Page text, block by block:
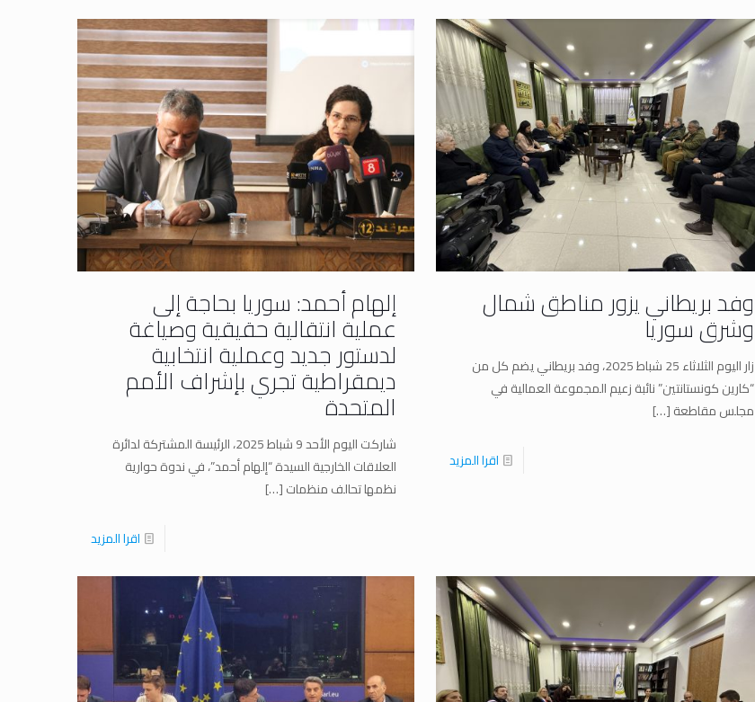
وفد بريطاني يزور مناطق شمال
وشرق سوريا
زار اليوم الثلاثاء 25 شباط 2025، وفد بريطاني يضم كل من
“كارين كونستانتين” نائبة زعيم المجموعة العمالية في
مجلس مقاطعة[…]
اقرا المزيد
إلهام أحمد: سوريا بحاجة إلى
عملية انتقالية حقيقية وصياغة
لدستور جديد وعملية انتخابية
ديمقراطية تجري بإشراف الأمم
المتحدة
شاركت اليوم الأحد 9 شباط 2025، الرئيسة المشتركة لدائرة
العلاقات الخارجية السيدة “إلهام أحمد”، في ندوة حوارية
نظمها تحالف منظمات[…]
اقرا المزيد